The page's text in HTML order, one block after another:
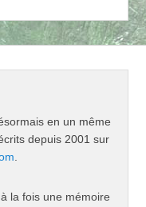
en un même
depuis 2001 sur
.
la fois une mémoire